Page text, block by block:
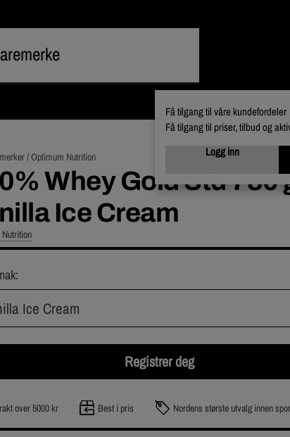
Få tilgang til våre kundefordeler
Få tilgang til priser, tilbud og
Logg inn
/Optimum Nutrition
Whey Gold Std 780
Ice Cream
Ice Cream
Registrer deg
over 5000 kr Best i pris Nordens største utvalg innen